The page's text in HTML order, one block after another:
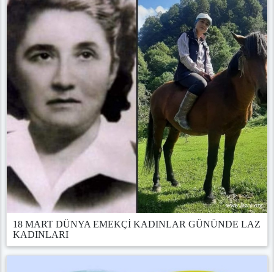
18 MART DÜNYA EMEKÇİ KADINLAR GÜNÜNDE LAZ
KADINLARI